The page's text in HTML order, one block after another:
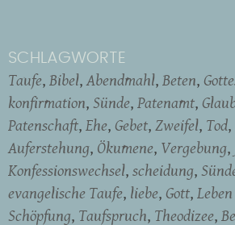
SCHLAGWORTE
Taufe Bibel Abendmahl Beten
konfirmation Sünde Patenamt
Patenschaft Ehe Gebet Zweifel Tod
Auferstehung Ökumene Vergebung
Konfessionswechsel scheidung
evangelische Taufe liebe Gott
Schöpfung Taufspruch Theodizee